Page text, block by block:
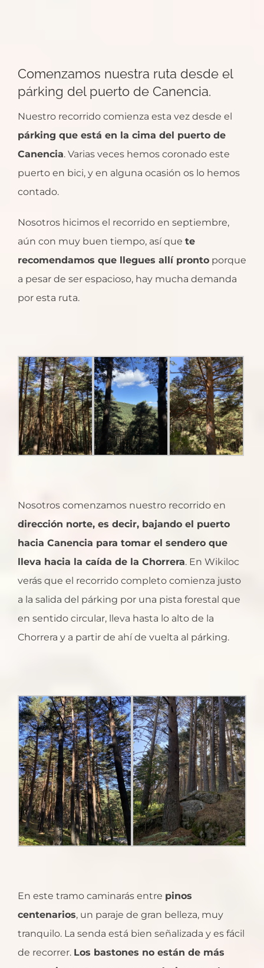
Comenzamos nuestra ruta desde el
párking del puerto de Canencia.
Nuestro recorrido comienza esta vez desde el
párking que está en la cima del puerto de
Canencia. Varias veces hemos coronado este
puerto en bici, y en alguna ocasión os lo hemos
contado.
Nosotros hicimos el recorrido en septiembre,
aún con muy buen tiempo, así que te
recomendamos que llegues allí pronto porque
a pesar de ser espacioso, hay mucha demanda
por esta ruta.
Nosotros comenzamos nuestro recorrido en
dirección norte, es decir, bajando el puerto
hacia Canencia para tomar el sendero que
lleva hacia la caída de la Chorrera. En Wikiloc
verás que el recorrido completo comienza justo
a la salida del párking por una pista forestal que
en sentido circular, lleva hasta lo alto de la
Chorrera y a partir de ahí de vuelta al párking.
En este tramo caminarás entre pinos
centenarios, un paraje de gran belleza, muy
tranquilo. La senda está bien señalizada y es fácil
de recorrer. Los bastones no están de más